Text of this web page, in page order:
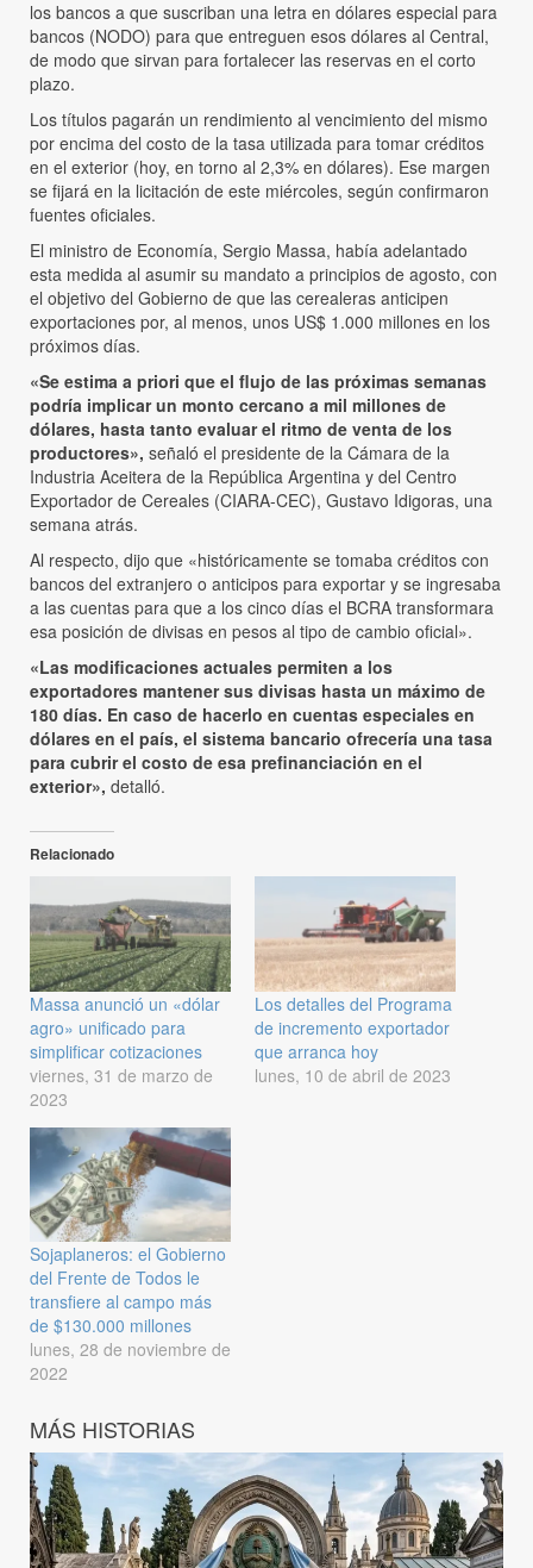
los bancos a que suscriban una letra en dólares especial para
bancos (NODO) para que entreguen esos dólares al Central,
de modo que sirvan para fortalecer las reservas en el corto
plazo.
Los títulos pagarán un rendimiento al vencimiento del mismo
por encima del costo de la tasa utilizada para tomar créditos
en el exterior (hoy, en torno al 2,3% en dólares). Ese margen
se fijará en la licitación de este miércoles, según confirmaron
fuentes oficiales.
El ministro de Economía, Sergio Massa, había adelantado
esta medida al asumir su mandato a principios de agosto, con
el objetivo del Gobierno de que las cerealeras anticipen
exportaciones por, al menos, unos US$ 1.000 millones en los
próximos días.
«Se estima a priori que el flujo de las próximas semanas
podría implicar un monto cercano a mil millones de
dólares, hasta tanto evaluar el ritmo de venta de los
productores», señaló el presidente de la Cámara de la
Industria Aceitera de la República Argentina y del Centro
Exportador de Cereales (CIARA-CEC), Gustavo Idigoras, una
semana atrás.
Al respecto, dijo que «históricamente se tomaba créditos con
bancos del extranjero o anticipos para exportar y se ingresaba
a las cuentas para que a los cinco días el BCRA transformara
esa posición de divisas en pesos al tipo de cambio oficial».
«Las modificaciones actuales permiten a los
exportadores mantener sus divisas hasta un máximo de
180 días. En caso de hacerlo en cuentas especiales en
dólares en el país, el sistema bancario ofrecería una tasa
para cubrir el costo de esa prefinanciación en el
exterior», detalló.
Relacionado
Massa anunció un «dólar
agro» unificado para
simplificar cotizaciones
viernes, 31 de marzo de
2023
Los detalles del Programa
de incremento exportador
que arranca hoy
lunes, 10 de abril de 2023
Sojaplaneros: el Gobierno
del Frente de Todos le
transfiere al campo más
de $130.000 millones
lunes, 28 de noviembre de
2022
MÁS HISTORIAS